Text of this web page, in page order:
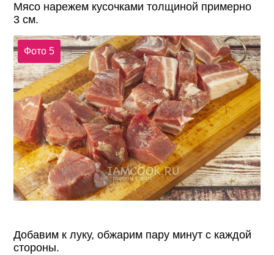
Мясо нарежем кусочками толщиной примерно
3 см.
Фото 5
Добавим к луку, обжарим пару минут с каждой
стороны.